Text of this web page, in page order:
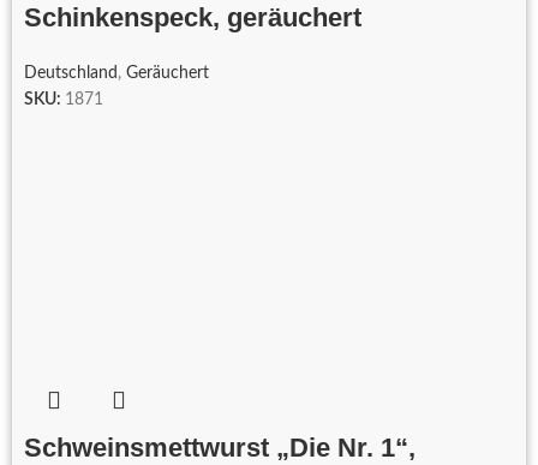
Schinkenspeck, geräuchert
Deutschland , Geräuchert
SKU: 1871
Schweinsmettwurst „Die Nr. 1“,